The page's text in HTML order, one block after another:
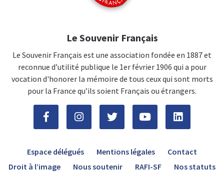
Le Souvenir Français
Le Souvenir Français est une association fondée en 1887 et
reconnue d’utilité publique le 1er février 1906 qui a pour
vocation d'honorer la mémoire de tous ceux qui sont morts
pour la France qu’ils soient Français ou étrangers.
Espace délégués Mentions légales
Contact
Droit à l’image
Nous soutenir RAFI-SF Nos statuts